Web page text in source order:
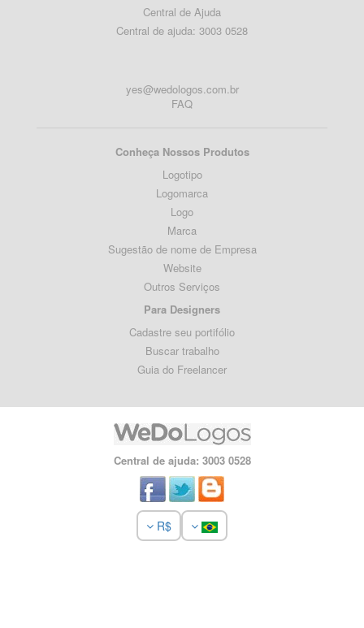
Central de Ajuda
Central de ajuda: 3003 0528
yes@wedologos.com.br
FAQ
Conheça Nossos Produtos
Logotipo
Logomarca
Logo
Marca
Sugestão de nome de Empresa
Website
Outros Serviços
Para Designers
Cadastre seu portifólio
Buscar trabalho
Guia do Freelancer
Central de ajuda: 3003 0528
R$